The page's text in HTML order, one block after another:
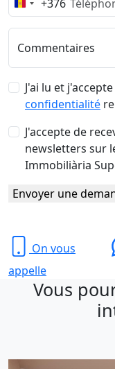
Andorra
+376
+376
Commentaires
J'ai lu et
confidentialité
J'accepte de
newsletters sur
Immobiliària
Envoyer une
On vous
appelle
Vous